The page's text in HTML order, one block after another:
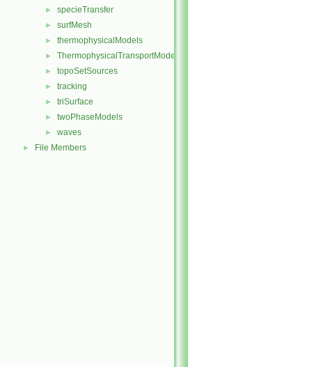
► specieTransfer
► surfMesh
► thermophysicalModels
► ThermophysicalTransportModels
► topoSetSources
► tracking
► triSurface
► twoPhaseModels
► waves
► File Members